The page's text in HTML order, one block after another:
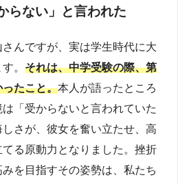
らない」と言われた
んですが、実は学生時代に大
。 それは、中学受験の際、第
たこと。本人が語ったところ
「受からないと言われていた
さが、彼女を奮い立たせ、高
る原動力となりました。挫折
を目指すその姿勢は、私たち